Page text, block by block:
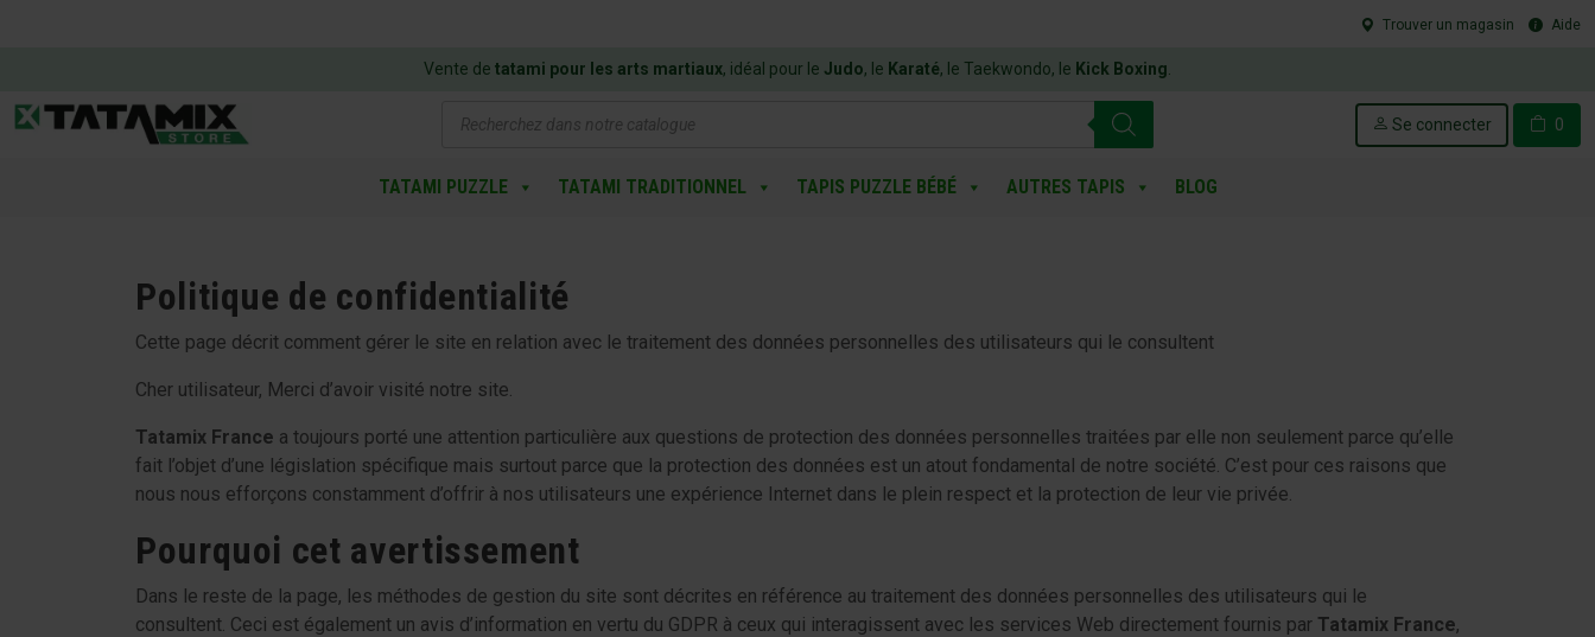
Trouver un magasin Aide
Vente de tatami pour les arts martiaux, idéal pour le Judo, le Karaté, le Taekwondo, le Kick Boxing
de
Se connecter 0
TATAMI PUZZLE TATAMI TRADITIONNEL TAPIS PUZZLE BÉBÉ AUTRES TAPIS BLOG
Politique de confidentialité
Cette page décrit comment gérer le site en relation avec le traitement des données personnelles des utilisateurs qui le consultent
Cher utilisateur, Merci d’avoir visité notre site.
Tatamix France a toujours porté une attention particulière aux questions de protection des données personnelles traitées par elle non seulement parce qu’elle
fait l’objet d’une législation spécifique mais surtout parce que la protection des données est un atout fondamental de notre société. C’est pour ces raisons que
nous nous efforçons constamment d’offrir à nos utilisateurs une expérience Internet dans le plein respect et la protection de leur vie privée.
Pourquoi cet avertissement
Dans le reste de la page, les méthodes de gestion du site sont décrites en référence au traitement des données personnelles des utilisateurs qui le
consultent. Ceci est également un avis d’information en vertu du GDPR à ceux qui interagissent avec les services Web directement fournis par Tatamix France,